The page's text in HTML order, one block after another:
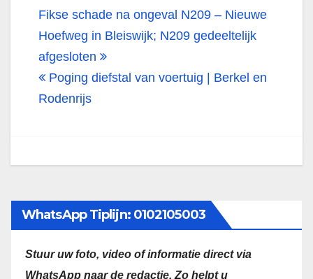
Bericht
navigatie
Fikse schade na ongeval N209 – Nieuwe
Hoefweg in Bleiswijk; N209 gedeeltelijk
afgesloten
Poging diefstal van voertuig | Berkel en
Rodenrijs
WhatsApp Tiplijn: 0102105003
Stuur uw foto, video of informatie direct via
WhatsApp naar de redactie. Zo helpt u